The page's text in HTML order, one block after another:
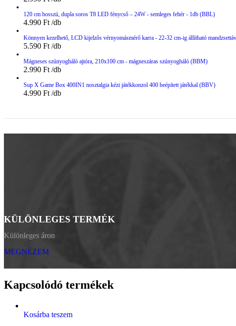
120 cm hosszú, dupla soros T8 LED fénycső – 24W - semleges fehér - 1db (BBL)
4.990 Ft
Könnyen kezelhető, LCD kijelzős vérnyomásmérő karra - 22-32 cm-ig állítható
5.590 Ft
Mágneses szúnyogháló ajtóra, 210x100 cm - mágneszáras szúnyogháló (BBM)
2.990 Ft
Sup X Game Box 400IN1 nosztalgia kézi játékkonzol 400 beépített játékkal (BBV)
4.990 Ft
KÜLÖNLEGES TERMÉK
Különleges áron
MEGNÉZEM
Kapcsolódó termékek
Kosárba teszem